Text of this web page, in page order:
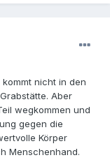
nicht in den
Aber
wegkommen und
gegen die
Körper
Menschenhand.